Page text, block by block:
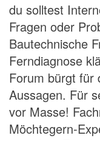
du solltest
Fragen oder
Bautechnische
Ferndiagnose
Forum bürgt für
Aussagen. Für
vor Masse!
Möchtegern-